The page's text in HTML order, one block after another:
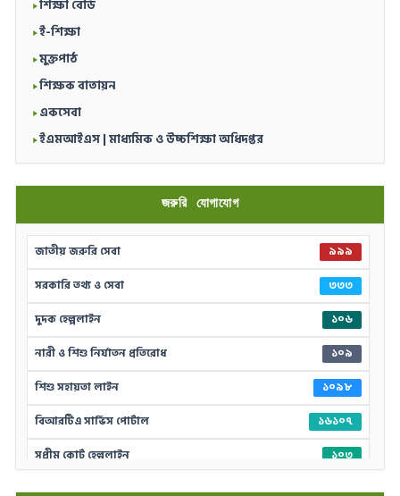
শিক্ষা বোর্ড
ই-শিক্ষা
মুক্তপাঠ
শিক্ষক বাতায়ন
একসেবা
ইএমআইএস | মাধ্যমিক ও উচ্চশিক্ষা অধিদপ্তর
জরুরি যোগাযোগ
জাতীয় জরুরি সেবা
৯৯৯
সরকারি তথ্য ও সেবা
৩৩৩
দুদক হেল্পলাইন
১০৬
নারী ও শিশু নির্যাতন প্রতিরোধ
১০৯
শিশু সহায়তা লাইন
১০৯৮
বিআরটিএ সার্ভিস পোর্টাল
১৬১০৭
সুপ্রীম কোর্ট হেল্পলাইন
১০৩
দুর্যোগের আগাম বার্তা
১০৯৪১